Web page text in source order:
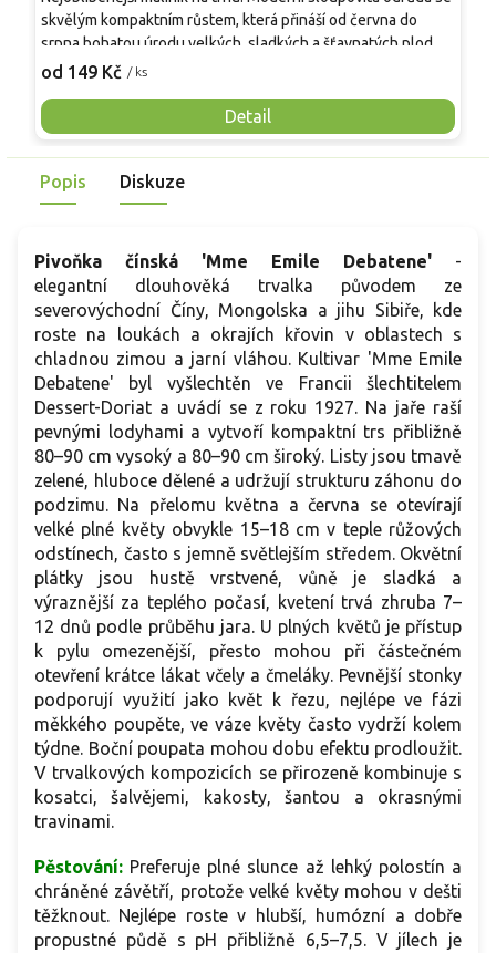
od 149 Kč / ks
Detail
skvělým kompaktním růstem, která přináší od června do
srpna bohatou úrodu velkých, sladkých a šťavnatých plodů.
Pevné vzpřímené výhony tvoří elegantní habitus bez
Mrazuvzdornost do −25 °C a spolehlivá vitalita z něj dělají
skvělou volbu pro každého pěstitele.
Popis Diskuze
Pivoňka čínská 'Mme Emile Debatene' -
elegantní dlouhověká trvalka původem ze
severovýchodní Číny, Mongolska a jihu Sibiře, kde
roste na loukách a okrajích křovin v oblastech s
chladnou zimou a jarní vláhou. Kultivar 'Mme Emile
Debatene' byl vyšlechtěn ve Francii šlechtitelem
Dessert-Doriat a uvádí se z roku 1927. Na jaře raší
pevnými lodyhami a vytvoří kompaktní trs přibližně
80–90 cm vysoký a 80–90 cm široký. Listy jsou tmavě
zelené, hluboce dělené a udržují strukturu záhonu do
podzimu. Na přelomu května a června se otevírají
velké plné květy obvykle 15–18 cm v teple růžových
odstínech, často s jemně světlejším středem. Okvětní
plátky jsou hustě vrstvené, vůně je sladká a
výraznější za teplého počasí, kvetení trvá zhruba 7–
12 dnů podle průběhu jara. U plných květů je přístup
k pylu omezenější, přesto mohou při částečném
otevření krátce lákat včely a čmeláky. Pevnější stonky
podporují využití jako květ k řezu, nejlépe ve fázi
měkkého poupěte, ve váze květy často vydrží kolem
týdne. Boční poupata mohou dobu efektu prodloužit.
V trvalkových kompozicích se přirozeně kombinuje s
kosatci, šalvějemi, kakosty, šantou a okrasnými
travinami.
Pěstování: Preferuje plné slunce až lehký polostín a
chráněné závětří, protože velké květy mohou v dešti
těžknout. Nejlépe roste v hlubší, humózní a dobře
propustné půdě s pH přibližně 6,5–7,5. V jílech je